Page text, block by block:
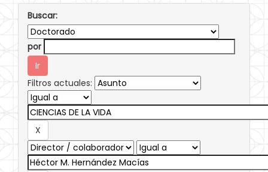
Buscar:
por
Filtros actuales: